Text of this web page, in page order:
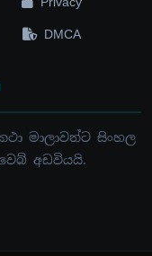
DMCA
මාලාවන්ට සිංහල
අඩවියයි.